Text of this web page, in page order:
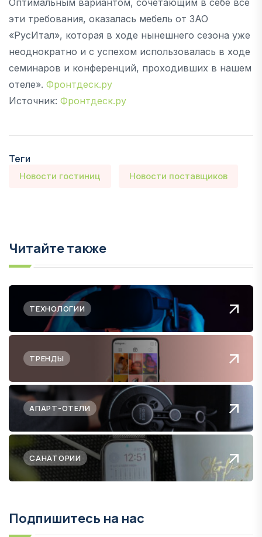
эти требования, оказалась мебель от ЗАО
«РусИтал», которая в ходе нынешнего сезона уже
неоднократно и с успехом использовалась в ходе
семинаров и конференций, проходивших в нашем
отеле». Фронтдеск.ру
Источник: Фронтдеск.ру
Теги
Новости гостиниц Новости поставщиков
Читайте также
ТЕХНОЛОГИИ
ТРЕНДЫ
АПАРТ-ОТЕЛИ
САНАТОРИИ
Подпишитесь на нас